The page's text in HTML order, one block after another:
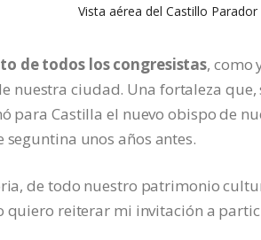
Vista aérea del Castillo Parador
de todos los congresistas, como
nuestra ciudad. Una fortaleza
para Castilla el nuevo obispo de
unos años antes.
de todo nuestro patrimonio
quiero reiterar mi invitación a